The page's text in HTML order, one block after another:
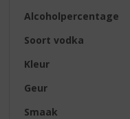
Alcoholpercentage
Soort vodka
Kleur
Geur
Smaak